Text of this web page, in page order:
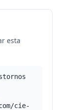
esta
cie-